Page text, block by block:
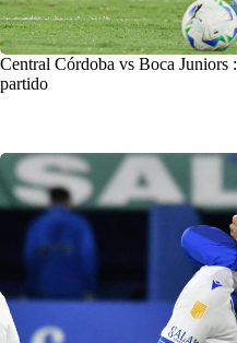
Central Córdoba vs Boca Juniors
partido